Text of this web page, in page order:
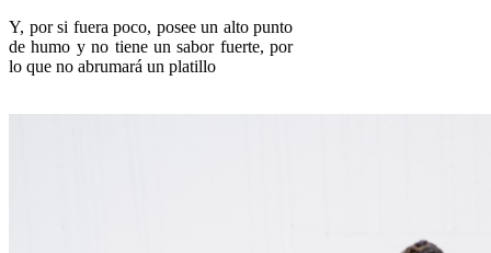
Y, por si fuera poco, posee un alto punto
de humo y no tiene un sabor fuerte, por
lo que no abrumará un platillo